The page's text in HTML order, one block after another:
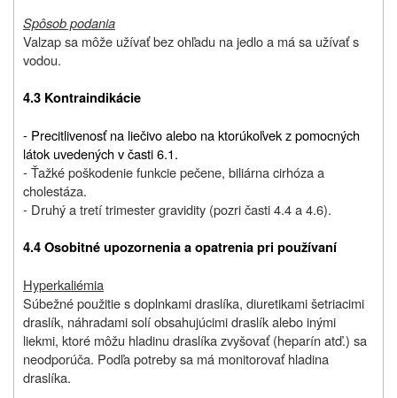
Spôsob podania
Valzap sa môže užívať bez ohľadu na jedlo a má sa užívať s
vodou.
4.3 Kontraindikácie
- Precitlivenosť na liečivo alebo na ktorúkoľvek z pomocných
látok uvedených v časti 6.1.
- Ťažké poškodenie funkcie pečene, biliárna cirhóza a
cholestáza.
- Druhý a tretí trimester gravidity (pozri časti 4.4 a 4.6).
4.4 Osobitné upozornenia a opatrenia pri používaní
Hyperkaliémia
Súbežné použitie s doplnkami draslíka, diuretikami šetriacimi
draslík, náhradami solí obsahujúcimi draslík alebo inými
liekmi, ktoré môžu hladinu draslíka zvyšovať (heparín atď.) sa
neodporúča. Podľa potreby sa má monitorovať hladina
draslíka.